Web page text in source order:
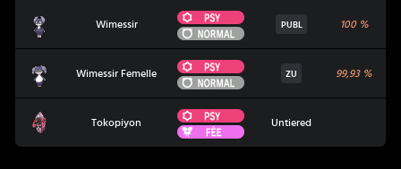
Wimessir
Psy
Normal
PUBL 100%
Wimessir Femelle
Psy
Normal
ZU 99,93%
Tokopiyon
Psy
Fée
Untiered